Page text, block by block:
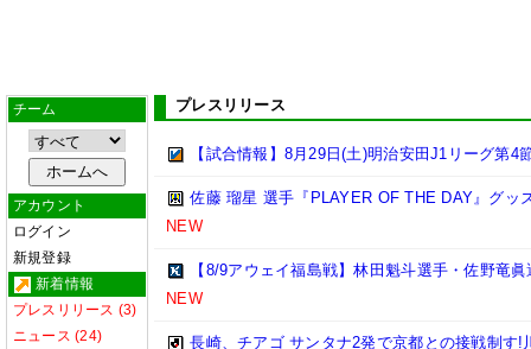
チーム
アカウント
ログイン
新規登録
新着情報
プレスリリース (3)
ニュース (24)
プレスリリース
【試合情報】8月29日(土)明治安田J1リーグ第4
佐藤 瑠星 選手『PLAYER OF THE DAY』グッ
NEW
【8/9アウェイ福島戦】林田魁斗選手・佐野竜
NEW
長崎、チアゴ サンタナ2発で京都との接戦制す